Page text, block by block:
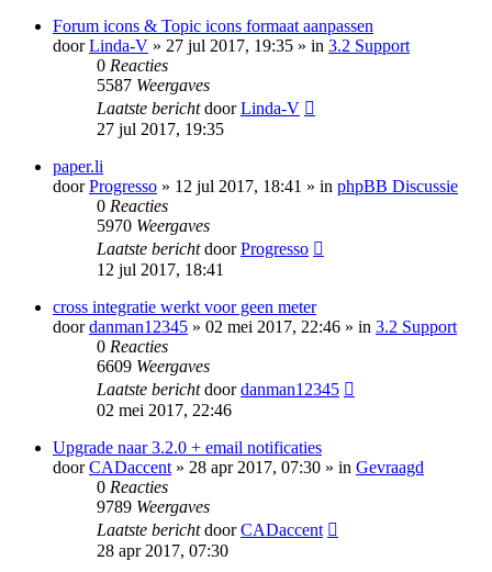
Forum icons & Topic icons formaat aanpassen
doorLinda-V » 27 jul 2017, 19:35 » in 3.2 Support
0 Reacties
5587 Weergaves
Laatste berichtdoorLinda-V
27 jul 2017, 19:35
paper.li
doorProgresso » 12 jul 2017, 18:41 » in phpBB Discussie
0 Reacties
5970 Weergaves
Laatste berichtdoorProgresso
12 jul 2017, 18:41
cross integratie werkt voor geen meter
doordanman12345 » 02 mei 2017, 22:46 » in 3.2 Support
0 Reacties
6609 Weergaves
Laatste berichtdoordanman12345
02 mei 2017, 22:46
Upgrade naar 3.2.0 + email notificaties
doorCADaccent» 28 apr 2017, 07:30 » in Gevraagd
0 Reacties
9789 Weergaves
Laatste berichtdoorCADaccent
28 apr 2017, 07:30